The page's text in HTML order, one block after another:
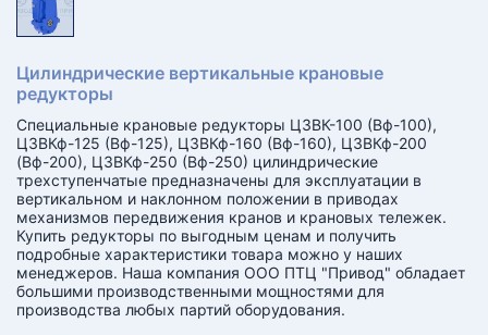
Цилиндрические вертикальные крановые
редукторы
Специальные крановые редукторы Ц3ВК-100 (Вф-100),
Ц3ВКф-125 (Вф-125), Ц3ВКф-160 (Вф-160), Ц3ВКф-200
(Вф-200), Ц3ВКф-250 (Вф-250) цилиндрические
трехступенчатые предназначены для эксплуатации в
вертикальном и наклонном положении в приводах
механизмов передвижения кранов и крановых тележек.
Купить редукторы по выгодным ценам и получить
подробные характеристики товара можно у наших
менеджеров. Наша компания ООО ПТЦ "Привод" обладает
большими производственными мощностями для
производства любых партий оборудования.